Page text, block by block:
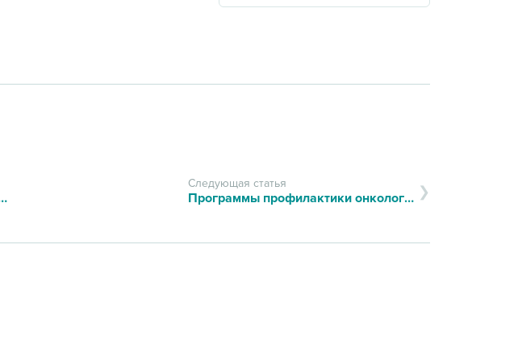
кишечного тракта
Следующая статья
Программы профилактики онкологических заболеваний